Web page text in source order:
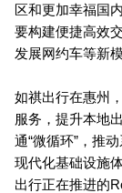
区和更加幸福国
要构建便捷高效
发展网约车等新
如祺出行在惠州
服务，提升本地
通“微循环”，推
现代化基础设施
出行正在推进的